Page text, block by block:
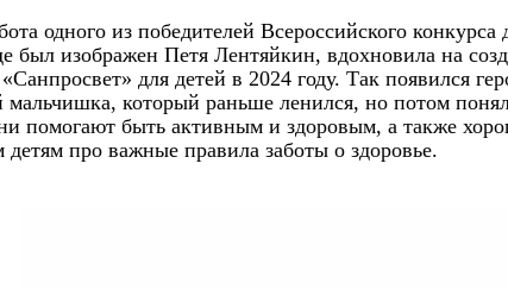
одного из победителей Всероссийского
был изображен Петя Лентяйкин, вдохновила на
для детей в 2024 году. Так появился
который раньше ленился, но потом
помогают быть активным и здоровым, а также
детям про важные правила заботы о здоровье.